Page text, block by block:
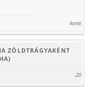
korai
ZÖLDTRÁGYAKÉNT
20